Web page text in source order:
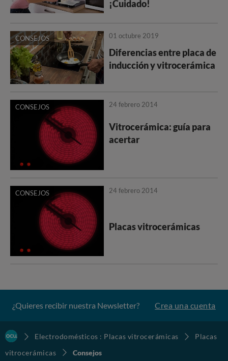
¡Cuidado!
CONSEJOS 01 octubre 2019
Diferencias entre placa de
inducción y vitrocerámica
CONSEJOS 24 febrero 2014
Vitrocerámica: guía para
acertar
CONSEJOS 24 febrero 2014
Placas vitrocerámicas
¿Quieres recibir nuestra Newsletter? Crea una cuenta
Electrodomésticos : Placas vitrocerámicas
Placas
vitrocerámicas
Consejos